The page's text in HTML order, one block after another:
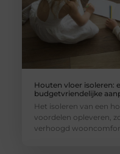
Houten vloer isoleren:
budgetvriendelijke
Het isoleren van een
voordelen opleveren,
verhoogd